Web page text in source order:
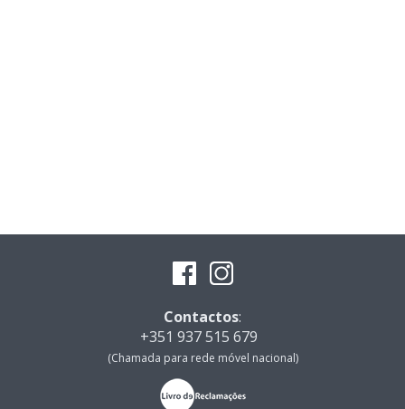
Contactos:
+351 937 515 679
(Chamada para rede móvel nacional)